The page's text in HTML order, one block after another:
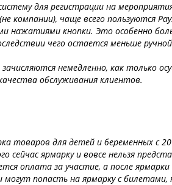
для регистрации на
компании), чаще всего пользуются
нажатиями кнопки. Это особенно
чего остается меньше
немедленно, как только
обслуживания клиентов.
товаров для детей и беременных с
сейчас ярмарку и вовсе нельзя
оплата за участие, а после ярмарки
попасть на ярмарку с